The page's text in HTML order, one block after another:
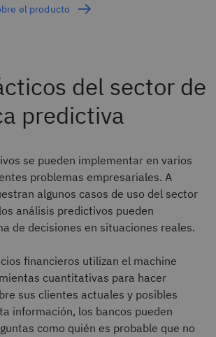
el producto
del sector de
predictiva
se pueden implementar en varios
problemas empresariales. A
algunos casos de uso del sector
análisis predictivos pueden
de decisiones en situaciones reales.
financieros utilizan el machine
cuantitativas para hacer
sus clientes actuales y posibles
información, los bancos pueden
como quién es probable que no